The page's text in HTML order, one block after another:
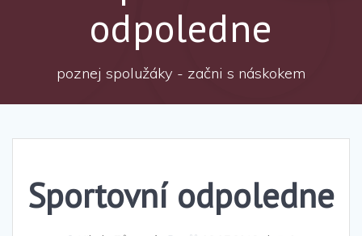
odpoledne
poznej spolužáky - začni s náskokem
Sportovní odpoledne